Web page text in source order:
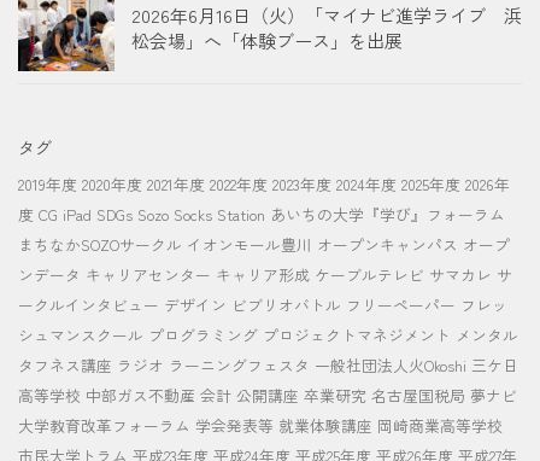
2026年6月16日（火）「マイナビ進学ライブ 浜
松会場」へ「体験ブース」を出展
タグ
2019年度 2020年度 2021年度 2022年度 2023年度 2024年度 2025年度 2026年
度 CG iPad SDGs Sozo Socks Station あいちの大学『学び』フォーラム
まちなかSOZOサークル イオンモール豊川 オープンキャンパス オープ
ンデータ キャリアセンター キャリア形成 ケーブルテレビ サマカレ サ
ークルインタビュー デザイン ビブリオバトル フリーペーパー フレッ
シュマンスクール プログラミング プロジェクトマネジメント メンタル
タフネス講座 ラジオ ラーニングフェスタ 一般社団法人火Okoshi 三ケ日
高等学校 中部ガス不動産 会計 公開講座 卒業研究 名古屋国税局 夢ナビ
大学教育改革フォーラム 学会発表等 就業体験講座 岡崎商業高等学校
市民大学トラム 平成23年度 平成24年度 平成25年度 平成26年度 平成27年